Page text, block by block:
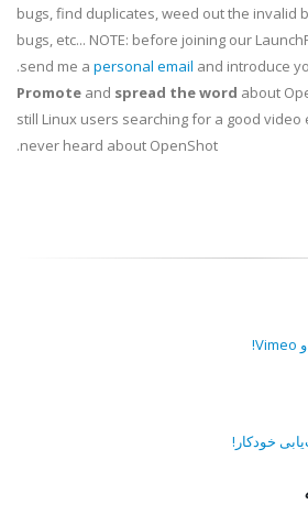
bugs, find duplicates, weed out the invalid
bugs, etc... NOTE: before joining our
send me a personal email and introduce
Promote and spread the word about
still Linux users searching for a good video
never heard about OpenShot.
خودکار!